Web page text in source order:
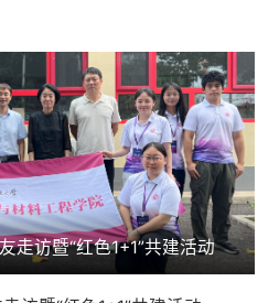
走访暨“红色1+1”共建活动